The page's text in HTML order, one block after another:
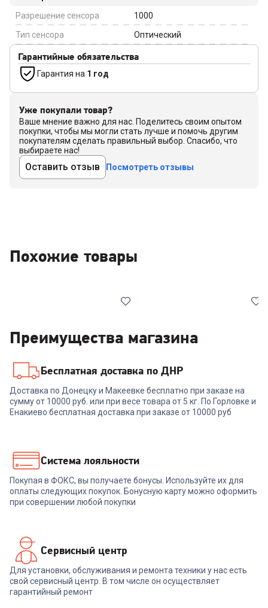
Разрешение сенсора
1000
Тип сенсора
Оптический
Гарантийные обязательства
Гарантия на 1 год
Уже покупали товар?
Ваше мнение важно для нас. Поделитесь своим опытом
покупки, чтобы мы могли стать лучше и помочь другим
покупателям сделать правильный выбор. Спасибо, что
выбираете нас!
Оставить отзыв Посмотреть отзывы
Похожие товары
Мышь LOGITECH Wireless
Mouse M280
1 499₽
В корзину
6877526
Мышь LOGITECH M191 Grey
В корзину
Преимущества магазина
Бесплатная доставка по ДНР
Доставка по Донецку и Макеевке бесплатно при заказе на
сумму от 10000 руб. или при весе товара от 5 кг. По Горловке и
Енакиево бесплатная доставка при заказе от 10000 руб
Система лояльности
Покупая в ФОКС, вы получаете бонусы. Используйте их для
оплаты следующих покупок. Бонусную карту можно оформить
при совершении любой покупки
Сервисный центр
Для установки, обслуживания и ремонта техники у нас есть
свой сервисный центр. В том числе он осуществляет
гарантийный ремонт